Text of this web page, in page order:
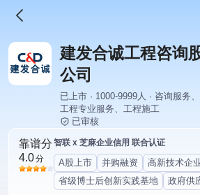
建发合诚工程咨询
公司
已上市 · 1000-9999人 · 咨询服务
工程专业服务、工程施工
已审核
靠谱分
4.0分
智联 x 芝麻企业信用 联合认证
A股上市 并购融资
高新技术企
省级博士后创新实践基地
政府供